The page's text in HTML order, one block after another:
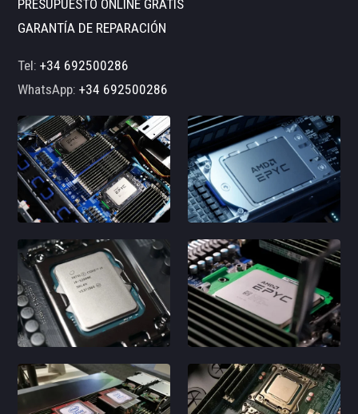
PRESUPUESTO ONLINE GRATIS
GARANTÍA DE REPARACIÓN
Tel:+34 692500286
WhatsApp:+34 692500286